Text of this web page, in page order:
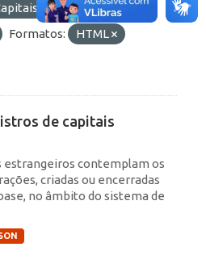
Estrangeiros
Formatos: HTML
de capitais
estrangeiros contemplam os
criadas ou encerradas
no âmbito do sistema de